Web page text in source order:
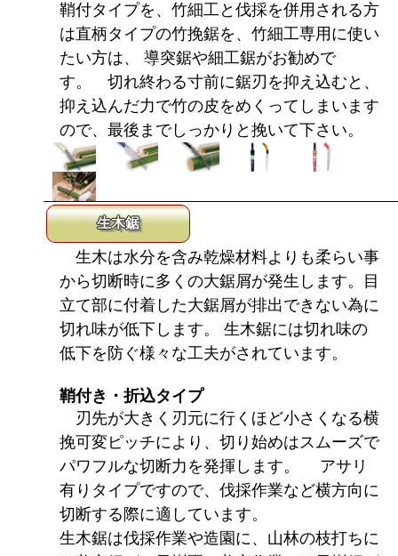
鞘付タイプを、竹細工と伐採を併用される方
は直柄タイプの竹挽鋸を、竹細工専用に使い
たい方は、 導突鋸や細工鋸がお勧めで
す。 切れ終わる寸前に鋸刃を抑え込むと、
抑え込んだ力で竹の皮をめくってしまいます
ので、最後までしっかりと挽いて下さい。
生木鋸
生木は水分を含み乾燥材料よりも柔らい事
から切断時に多くの大鋸屑が発生します。目
立て部に付着した大鋸屑が排出できない為に
切れ味が低下します。 生木鋸には切れ味の
低下を防ぐ様々な工夫がされています。
鞘付き・折込タイプ
刃先が大きく刃元に行くほど小さくなる横
挽可変ピッチにより、切り始めはスムーズで
パワフルな切断力を発揮します。 アサリ
有りタイプですので、伐採作業など横方向に
切断する際に適しています。
生木鋸は伐採作業や造園に、山林の枝打ちに